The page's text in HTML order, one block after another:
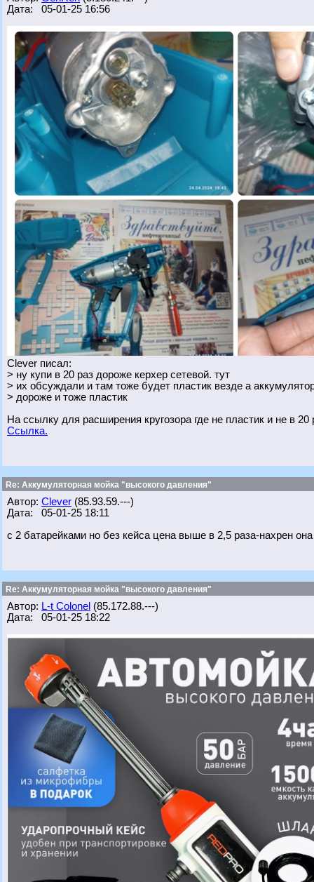
Дата: 05-01-25 16:56
Clever писал:
> ну купи в 20 раз дороже керхер сетевой. тут
> их обсуждали и там тоже будет пластик везде а
> дороже и тоже пластик
На ссылку для расширения кругозора где не пластик и не в 20
Ссылка.
Re: Аккумуляторная мойка "высокого давления"
Автор: Clever (85.93.59.---)
Дата: 05-01-25 18:11
с 2 батарейками но без кейса цена выше в 2,5 раза-нахрен
Re: Аккумуляторная мойка "высокого давления"
Автор: L-t Colonel (85.172.88.---)
Дата: 05-01-25 18:22